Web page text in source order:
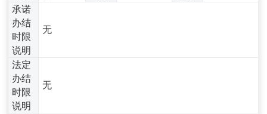
承诺
办结
时限
说明
无
法定
办结
时限
说明
无